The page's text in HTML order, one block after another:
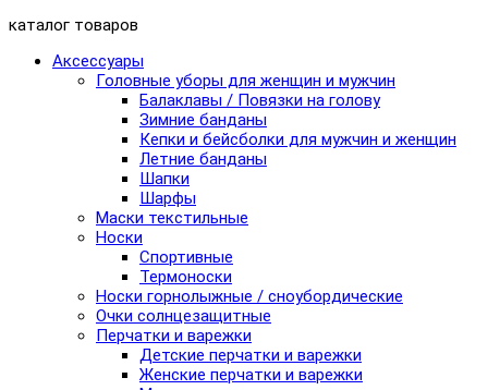
каталог товаров
Аксессуары
Головные уборы для женщин и мужчин
Балаклавы / Повязки на голову
Зимние банданы
Кепки и бейсболки для мужчин и женщин
Летние банданы
Шапки
Шарфы
Маски текстильные
Носки
Спортивные
Термоноски
Носки горнолыжные / сноубордические
Очки солнцезащитные
Перчатки и варежки
Детские перчатки и варежки
Женские перчатки и варежки